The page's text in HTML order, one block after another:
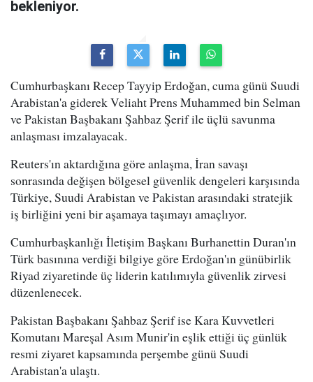
bekleniyor.
Cumhurbaşkanı Recep Tayyip Erdoğan, cuma günü Suudi
Arabistan'a giderek Veliaht Prens Muhammed bin Selman
ve Pakistan Başbakanı Şahbaz Şerif ile üçlü savunma
anlaşması imzalayacak.
Reuters'ın aktardığına göre anlaşma, İran savaşı
sonrasında değişen bölgesel güvenlik dengeleri karşısında
Türkiye, Suudi Arabistan ve Pakistan arasındaki stratejik
iş birliğini yeni bir aşamaya taşımayı amaçlıyor.
Cumhurbaşkanlığı İletişim Başkanı Burhanettin Duran'ın
Türk basınına verdiği bilgiye göre Erdoğan'ın günübirlik
Riyad ziyaretinde üç liderin katılımıyla güvenlik zirvesi
düzenlenecek.
Pakistan Başbakanı Şahbaz Şerif ise Kara Kuvvetleri
Komutanı Mareşal Asım Munir'in eşlik ettiği üç günlük
resmi ziyaret kapsamında perşembe günü Suudi
Arabistan'a ulaştı.